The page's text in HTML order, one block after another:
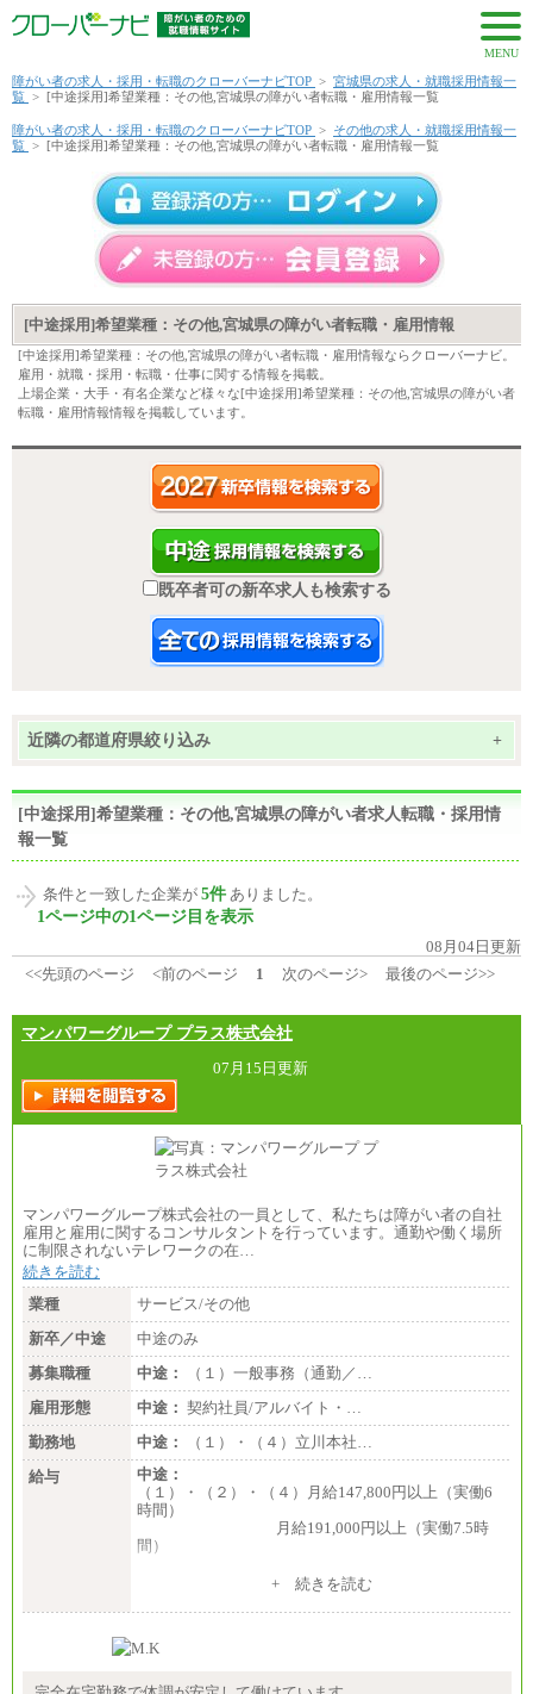
MENU
障がい者の求人・採用・転職のクローバーナビTOP > 宮城県の求人・就職採用情報一
覧 > [中途採用]希望業種：その他,宮城県の障がい者転職・雇用情報一覧
障がい者の求人・採用・転職のクローバーナビTOP > その他の求人・就職採用情報一
覧 > [中途採用]希望業種：その他,宮城県の障がい者転職・雇用情報一覧
[中途採用]希望業種：その他,宮城県の障がい者転職・雇用情報
[中途採用]希望業種：その他,宮城県の障がい者転職・雇用情報ならクローバーナビ。
雇用・就職・採用・転職・仕事に関する情報を掲載。
上場企業・大手・有名企業など様々な[中途採用]希望業種：その他,宮城県の障がい者
転職・雇用情報情報を掲載しています。
既卒者可の新卒求人も検索する
近隣の都道府県絞り込み +
[中途採用]希望業種：その他,宮城県の障がい者求人転職・採用情
報一覧
条件と一致した企業が 5件 ありました。
1ページ中の1ページ目を表示
08月04日更新
<<先頭のページ
<前のページ 1 次のページ> 最後のページ>>
マンパワーグループ プラス株式会社
07月15日更新
マンパワーグループ株式会社の一員として、私たちは障がい者の自社
雇用と雇用に関するコンサルタントを行っています。通勤や働く場所
に制限されないテレワークの在…
続きを読む
業種
サービス/その他
新卒／中途
中途のみ
募集職種
中途：
（１）一般事務（通勤／…
雇用形態
中途： 契約社員/アルバイト・…
勤務地
中途：
（１）・（４）立川本社…
給与
中途：
（１）・（２）・（４）月給147,800円以上（実働6
時間）
月給191,000円以上（実働7.5時
間）
（３）月給191,000円以上（実働7.5時間）
（５）月給147,800円以上（実働6時間）
時給 1,226円（実働4.5時間）
間額換算額）
+ 続きを読む